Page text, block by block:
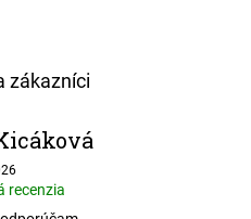
obchodu je 5 z 5 hviezdičiek.
recenzia